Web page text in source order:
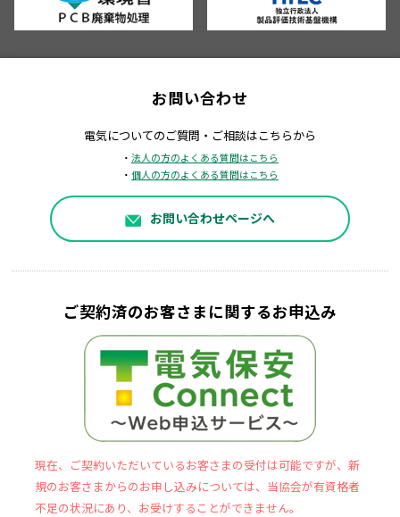
お問い合わせ
電気についてのご質問・ご相談はこちらから
・ 法人の方のよくある質問はこちら
・ 個人の方のよくある質問はこちら
お問い合わせページへ
ご契約済のお客さまに関するお申込み
現在、ご契約いただいているお客さまの受付は可能ですが、新
規のお客さまからのお申し込みについては、当協会が有資格者
不足の状況にあり、お受けすることができません。